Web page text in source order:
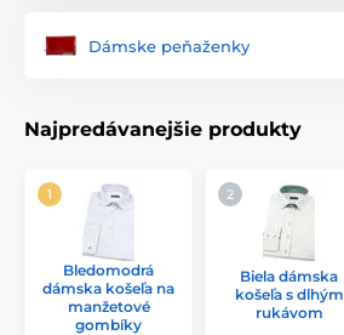
Dámske peňaženky
Najpredávanejšie produkty
Bledomodrá
dámska košeľa na
manžetové
gombíky
Biela dámska
košeľa s dlhým
rukávom